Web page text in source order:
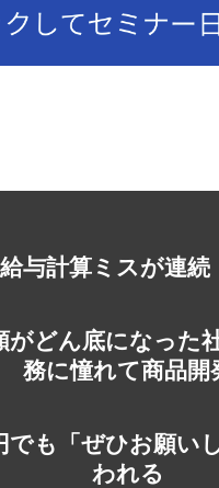
給与計算ミスが連続
がどん底になった
務に憧れて商品開
でも「ぜひお願い
われる